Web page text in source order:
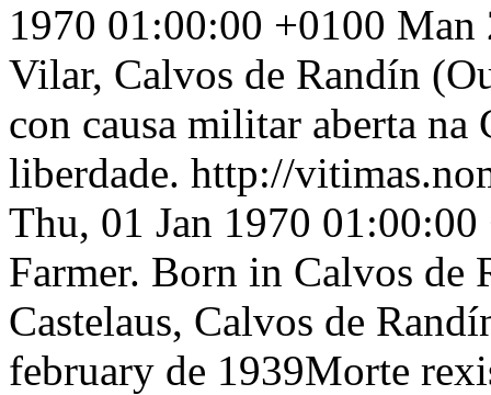
1970 01:00:00 +0100 Man
Vilar, Calvos de Randín
con causa militar aberta na
liberdade. http://
Thu, 01 Jan 1970 01:00:00
Farmer. Born in Calvos de
Castelaus, Calvos de
february de 1939Morte